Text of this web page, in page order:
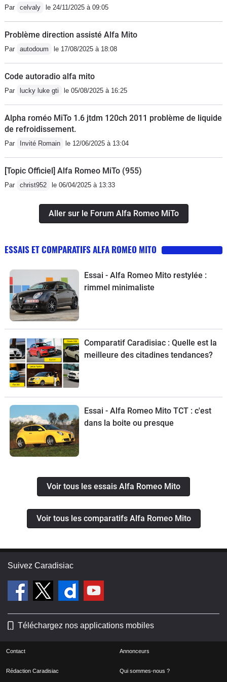
Par celvaly le 24/11/2025 à 09:05
Problème direction assisté Alfa Mito
Par autodoum le 17/08/2025 à 18:08
Code autoradio alfa mito
Par lucky luke gti le 05/08/2025 à 16:25
Alpha roméo MiTo 1.6 jtdm 120ch 2011 problème de liquide
de refroidissement.
Par Invité Romain le 12/06/2025 à 13:04
[Topic Officiel] Alfa Romeo MiTo (955)
Par christ952 le 06/04/2025 à 13:33
Aller sur le Forum Alfa Romeo MiTo
ESSAIS ET COMPARATIFS ALFA ROMEO MITO
Essai - Alfa Romeo Mito restylée :
rimmel minimaliste
Comparatif Caradisiac : Quelle est la
meilleure des citadines tendances?
Essai - Alfa Romeo Mito TCT : c'est
dans la boite ou presque
Voir tous les essais Alfa Romeo Mito
Voir tous les comparatifs Alfa Romeo Mito
Suivez Caradisiac
Téléchargez nos applications mobiles
Contact Annonceurs
Rédaction Caradisiac Qui sommes-nous ?